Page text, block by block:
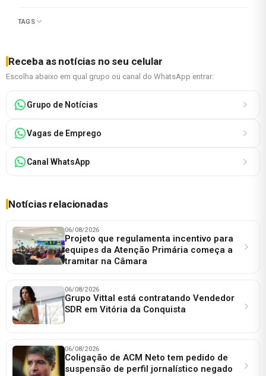
TAGS
Receba as notícias no seu celular
Escolha abaixo em qual grupo ou canal do WhatsApp entrar:
Grupo de Notícias
Vagas de Emprego
Canal WhatsApp
Notícias relacionadas
06/08/2026
Projeto que regulamenta incentivo para
equipes da Atenção Primária começa a
tramitar na Câmara
06/08/2026
Grupo Vittal está contratando Vendedor
SDR em Vitória da Conquista
06/08/2026
Coligação de ACM Neto tem pedido de
suspensão de perfil jornalístico negado